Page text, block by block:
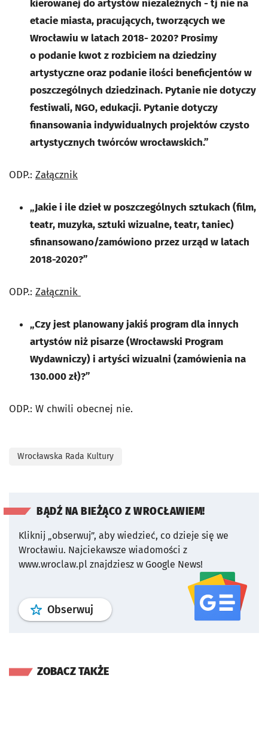
kierowanej do artystów niezależnych - tj nie na
etacie miasta, pracujących, tworzących we
Wrocławiu w latach 2018- 2020? Prosimy
o podanie kwot z rozbiciem na dziedziny
artystyczne oraz podanie ilości beneficjentów w
poszczególnych dziedzinach. Pytanie nie dotyczy
festiwali, NGO, edukacji. Pytanie dotyczy
finansowania indywidualnych projektów czysto
artystycznych twórców wrocławskich.”
ODP.: Załącznik
„Jakie i ile dzieł w poszczególnych sztukach (film,
teatr, muzyka, sztuki wizualne, teatr, taniec)
sfinansowano/zamówiono przez urząd w latach
2018-2020?”
ODP.: Załącznik
„Czy jest planowany jakiś program dla innych
artystów niż pisarze (Wrocławski Program
Wydawniczy) i artyści wizualni (zamówienia na
130.000 zł)?”
ODP.: W chwili obecnej nie.
Wrocławska Rada Kultury
BĄDŹ NA BIEŻĄCO Z WROCŁAWIEM!
Kliknij „obserwuj”, aby wiedzieć, co dzieje się we
Wrocławiu. Najciekawsze wiadomości z
www.wroclaw.pl znajdziesz w Google News!
Obserwuj profil serwisu
ZOBACZ TAKŻE